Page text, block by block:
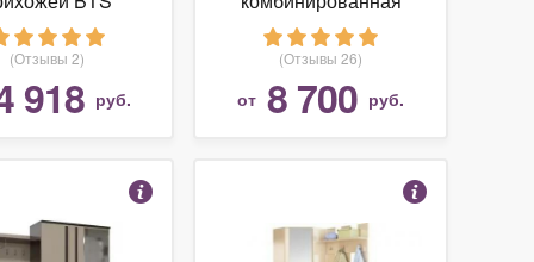
2" (Лоредо,
с накладками
Венге)
(Отзывы 2)
918 руб.
ПВ-6
(Отзывы 26)
от 8 700 руб.